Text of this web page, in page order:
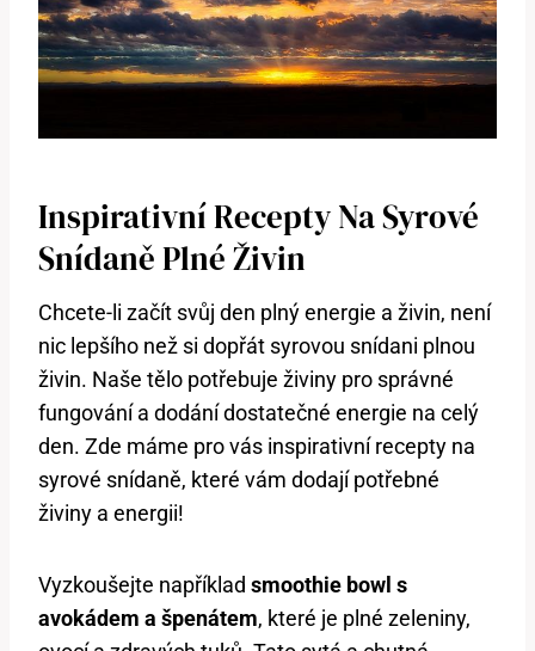
Inspirativní Recepty Na Syrové
Snídaně Plné Živin
Chcete-li začít svůj den plný energie a živin, není
nic lepšího než si dopřát syrovou snídani plnou
živin. Naše tělo potřebuje živiny pro správné
fungování a dodání dostatečné energie na celý
den. Zde máme pro vás inspirativní recepty na
syrové snídaně, které vám dodají potřebné
živiny a energii!
Vyzkoušejte například smoothie bowl s
avokádem a špenátem, které je plné zeleniny,